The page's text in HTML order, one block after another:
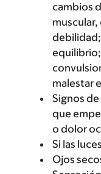
cambios
muscular,
malestar
Signos
que
o dolor
Si las
Ojos